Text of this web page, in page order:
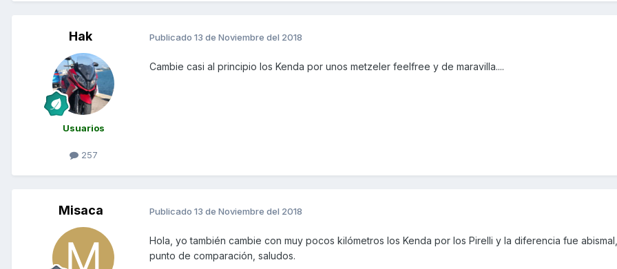
Hak
Usuarios
257
Publicado 13 de Noviembre del 2018
Cambie casi al principio los Kenda por unos metzeler feelfree y de maravilla....
Misaca Publicado 13 de Noviembre del 2018
Hola, yo también cambie con muy pocos kilómetros los Kenda por los Pirelli y la diferencia fue
punto de comparación, saludos.